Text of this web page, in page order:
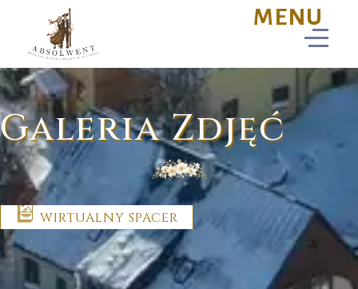
Galeria Zdjęć
WIRTUALNY SPACER